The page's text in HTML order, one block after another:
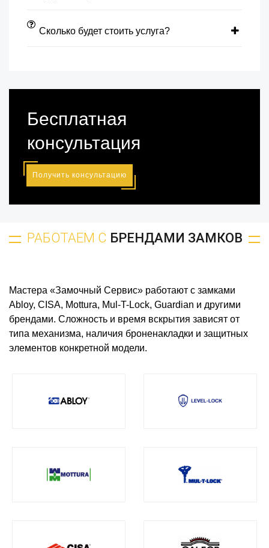
Сколько будет стоить услуга?
Бесплатная
консультация
Получить консультацию
РАБОТАЕМ С БРЕНДАМИ ЗАМКОВ
Мастера «Замочный Сервис» работают с замками
Abloy, CISA, Mottura, Mul-T-Lock, Guardian и другими
брендами. Сложность и время вскрытия зависят от
типа механизма, наличия броненакладки и защитных
элементов конкретной модели.